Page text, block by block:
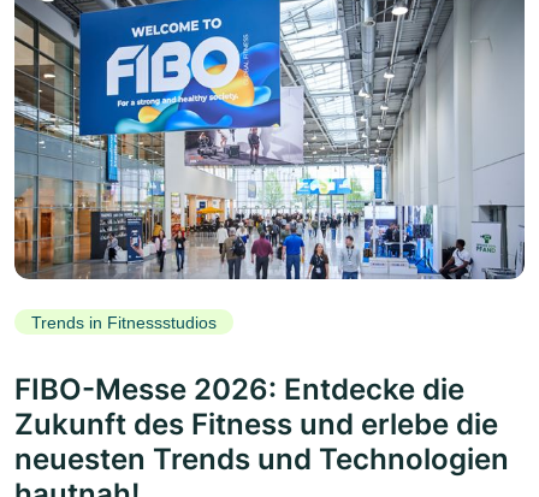
Trends in Fitnessstudios
FIBO-Messe 2026: Entdecke die
Zukunft des Fitness und erlebe die
neuesten Trends und Technologien